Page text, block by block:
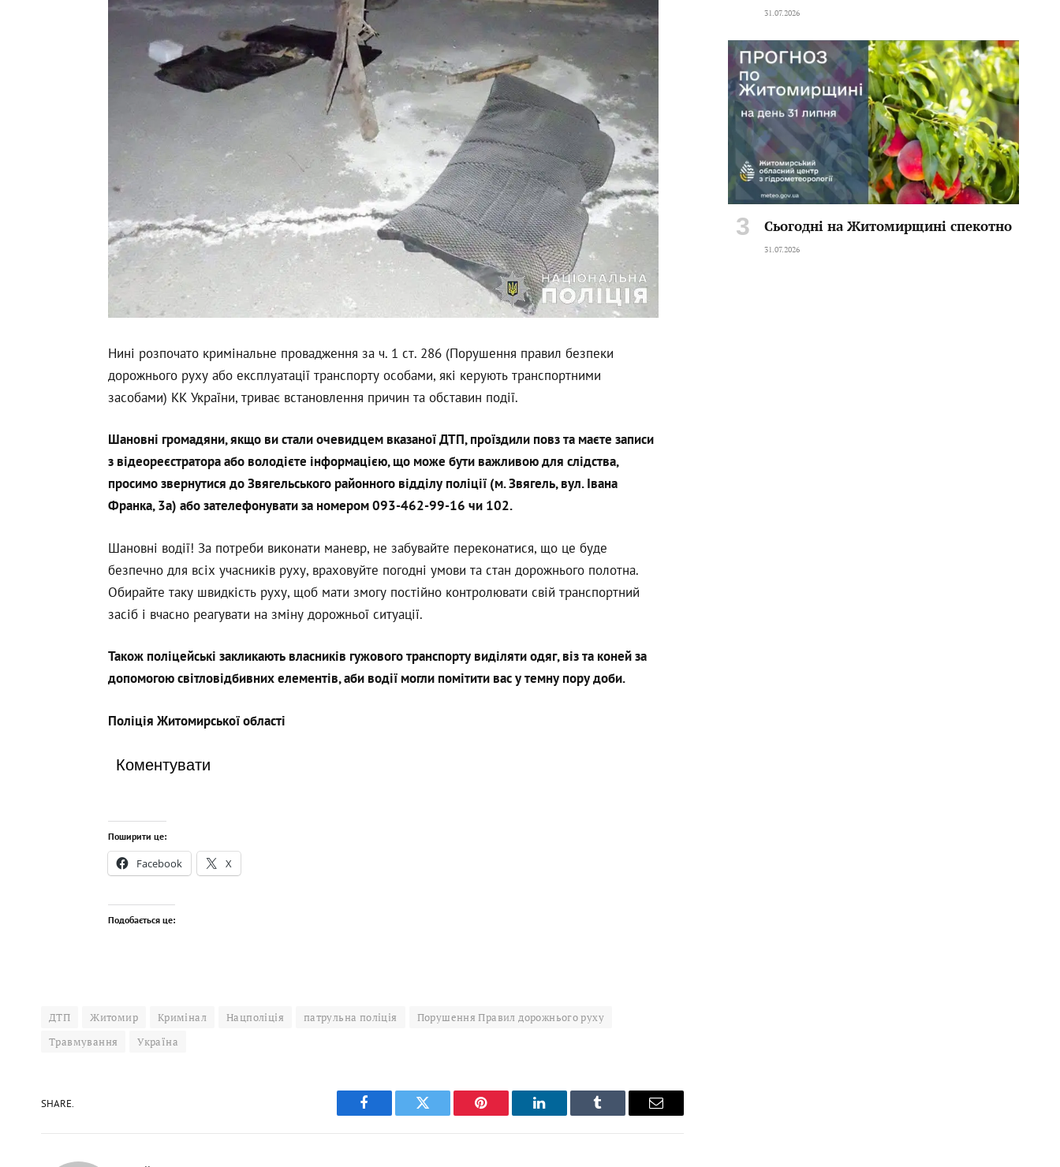
Нині розпочато кримінальне провадження за ч. 1 ст. 286 (Порушення правил безпеки
дорожнього руху або експлуатації транспорту особами, які керують транспортними
засобами) КК України, триває встановлення причин та обставин події.
Шановні громадяни, якщо ви стали очевидцем вказаної ДТП, проїздили повз та маєте записи
з відеореєстратора або володієте інформацією, що може бути важливою для слідства,
просимо звернутися до Звягельського районного відділу поліції (м. Звягель, вул. Івана
Франка, 3а) або зателефонувати за номером 093-462-99-16 чи 102.
Шановні водії! За потреби виконати маневр, не забувайте переконатися, що це буде
безпечно для всіх учасників руху, враховуйте погодні умови та стан дорожнього полотна.
Обирайте таку швидкість руху, щоб мати змогу постійно контролювати свій транспортний
засіб і вчасно реагувати на зміну дорожньої ситуації.
Також поліцейські закликають власників гужового транспорту виділяти одяг, віз та коней за
допомогою світловідбивних елементів, аби водії могли помітити вас у темну пору доби.
Поліція Житомирської області
Коментувати
Поширити це:
Facebook X
Подобається це:
ДТП Житомир Кримінал Нацполіція патрульна поліція
Порушення Правил дорожнього руху
Травмування
Україна
SHARE.
Facebook Twitter Pinterest LinkedIn Tumblr Email
31.07.2026
Сьогодні на Житомирщині спекотно
31.07.2026